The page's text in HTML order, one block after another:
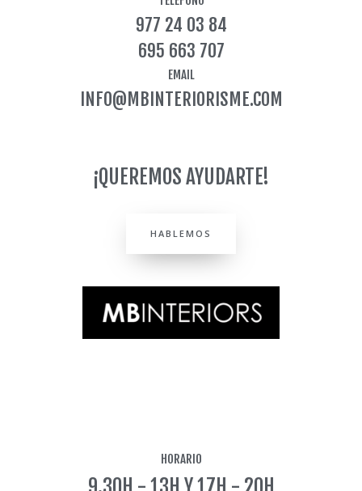
g
r
a
m
977 24 03 84
695 663 707
EMAIL
INFO@MBINTERIORISME.COM
¡QUEREMOS AYUDARTE!
HABLEMOS
HORARIO